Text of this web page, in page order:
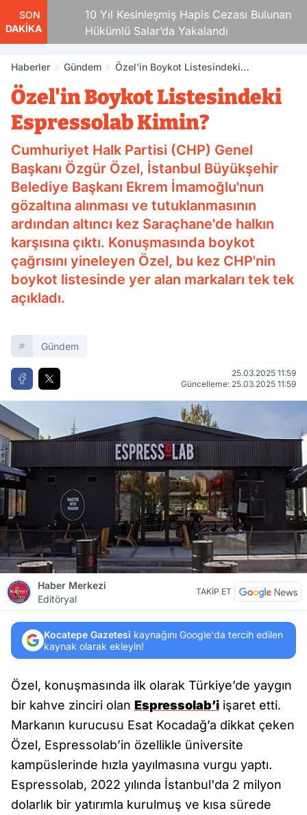
SON
DAKİKA
10 Yıl Kesinleşmiş Hapis Cezası Bulunan
Hükümlü Salar’da Yakalandı
Haberler Gündem
Özel'in Boykot Listesindeki
Özel'in Boykot Listesindeki
Espressolab Kimin?
Cumhuriyet Halk Partisi (CHP) Genel
Başkanı Özgür Özel, İstanbul Büyükşehir
Belediye Başkanı Ekrem İmamoğlu'nun
gözaltına alınması ve tutuklanmasının
ardından altıncı kez Saraçhane'de halkın
karşısına çıktı. Konuşmasında boykot
çağrısını yineleyen Özel, bu kez CHP'nin
boykot listesinde yer alan markaları tek tek
açıkladı.
Gündem
25.03.2025 11:59
Güncelleme: 25.03.2025 11:59
Haber Merkezi
Editöryal
TAKİP ET
Kocatepe Gazetesi kaynağını Google'da tercih edilen
kaynak olarak ekleyin!
Özel, konuşmasında ilk olarak Türkiye’de yaygın
bir kahve zinciri olan Espressolab’i işaret etti.
Markanın kurucusu Esat Kocadağ’a dikkat çeken
Özel, Espressolab’in özellikle üniversite
kampüslerinde hızla yayılmasına vurgu yaptı.
Espressolab, 2022 yılında İstanbul'da 2 milyon
dolarlık bir yatırımla kurulmuş ve kısa sürede